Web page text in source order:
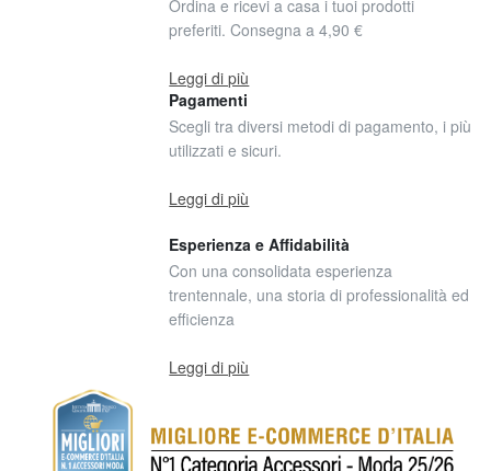
Ordina e ricevi a casa i tuoi prodotti
preferiti. Consegna a 4,90 €
Leggi di più
Pagamenti
Scegli tra diversi metodi di pagamento, i più
utilizzati e sicuri.
Leggi di più
Esperienza e Affidabilità
Con una consolidata esperienza
trentennale, una storia di professionalità ed
efficienza
Leggi di più